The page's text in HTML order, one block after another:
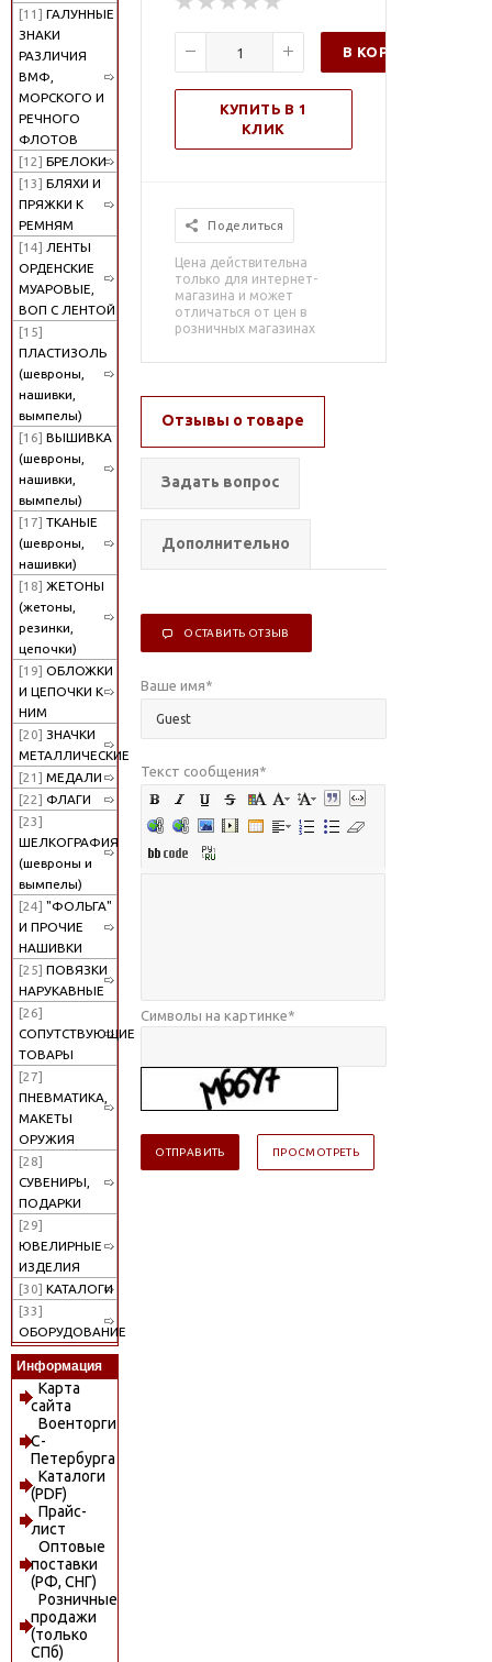
[11] ГАЛУННЫЕ
ЗНАКИ
РАЗЛИЧИЯ
ВМФ,
МОРСКОГО И
РЕЧНОГО
ФЛОТОВ
[12] БРЕЛОКИ
[13] БЛЯХИ И
ПРЯЖКИ К
РЕМНЯМ
[14] ЛЕНТЫ
ОРДЕНСКИЕ
МУАРОВЫЕ,
ВОП С ЛЕНТОЙ
[15]
ПЛАСТИЗОЛЬ
(шевроны,
нашивки,
вымпелы)
[16] ВЫШИВКА
(шевроны,
нашивки,
вымпелы)
[17] ТКАНЫЕ
(шевроны,
нашивки)
[18] ЖЕТОНЫ
(жетоны,
резинки,
цепочки)
[19] ОБЛОЖКИ
И ЦЕПОЧКИ К
НИМ
[20] ЗНАЧКИ
МЕТАЛЛИЧЕСКИЕ
[21] МЕДАЛИ
[22] ФЛАГИ
[23]
ШЕЛКОГРАФИЯ
(шевроны и
вымпелы)
[24] "ФОЛЬГА"
И ПРОЧИЕ
НАШИВКИ
[25] ПОВЯЗКИ
НАРУКАВНЫЕ
[26]
СОПУТСТВУЮЩИЕ
ТОВАРЫ
[27]
ПНЕВМАТИКА,
МАКЕТЫ
ОРУЖИЯ
[28]
СУВЕНИРЫ,
ПОДАРКИ
[29]
ЮВЕЛИРНЫЕ
ИЗДЕЛИЯ
[30] КАТАЛОГИ
[33]
ОБОРУДОВАНИЕ
Информация
Карта
сайта
Военторги
С-
Петербурга
Каталоги
(PDF)
Прайс-
лист
Оптовые
поставки
(РФ, СНГ)
Розничные
продажи
(только
СПб)
В КОРЗИНУ
КУПИТЬ В 1
КЛИК
Поделиться
Цена действительна
только для интернет-
магазина и может
отличаться от цен в
розничных магазинах
Отзывы о товаре
Задать вопрос
Дополнительно
ОСТАВИТЬ ОТЗЫВ
Ваше имя*
Текст сообщения*
Символы на картинке*